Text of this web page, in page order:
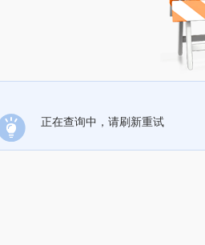
正在查询中，请刷新重试